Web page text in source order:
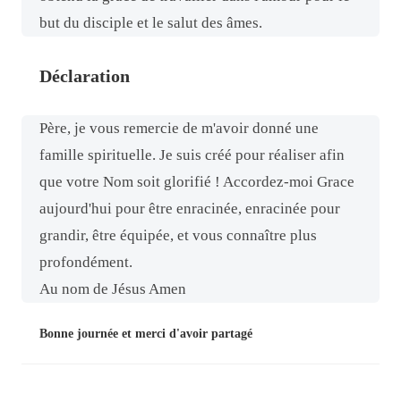
but du disciple et le salut des âmes.
Déclaration
Père, je vous remercie de m'avoir donné une
famille spirituelle. Je suis créé pour réaliser afin
que votre Nom soit glorifié ! Accordez-moi Grace
aujourd'hui pour être enracinée, enracinée pour
grandir, être équipée, et vous connaître plus
profondément.
Au nom de Jésus Amen
Bonne journée et merci d'avoir partagé